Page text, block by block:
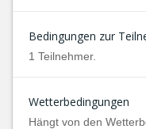
Bedingungen zur
1 Teilnehmer.
Wetterbedingungen
Hängt von den